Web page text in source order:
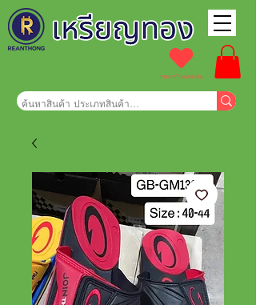
รายการโปรดของฉัน